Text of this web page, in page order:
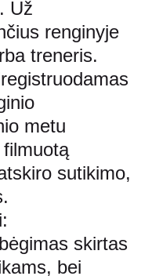
Už
renginyje
treneris.
metu
sutikimo,
skirtas
bei